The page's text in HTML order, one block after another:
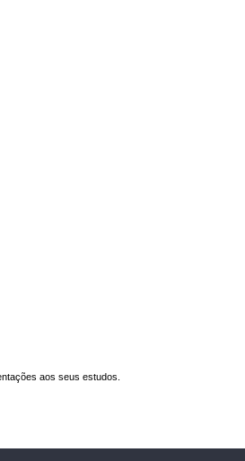
aos seus estudos.